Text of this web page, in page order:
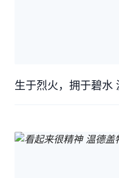
生于烈火，拥于碧水